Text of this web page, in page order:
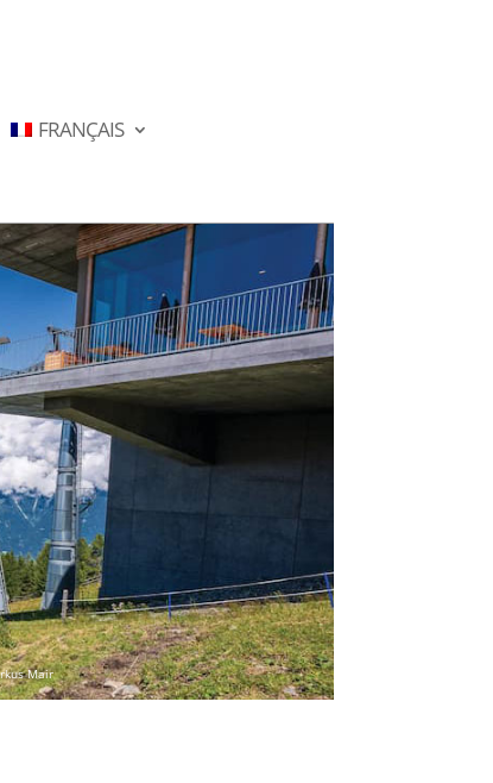
FRANÇAIS
Mair